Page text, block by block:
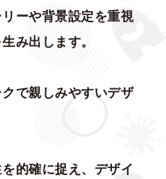
ーや背景設定を重視
み出します。
で親しみやすいデザ
的確に捉え、デザイ